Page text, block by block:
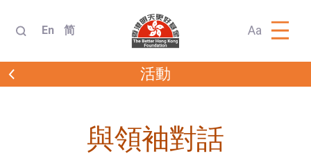
En 简 Aa
活動
與領袖對話